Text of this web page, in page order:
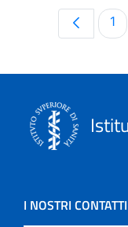
1
I NOSTRI CONTATTI